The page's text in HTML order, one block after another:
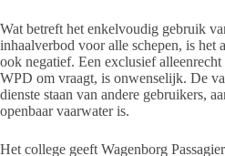
Wat betreft het enkelvoudig gebruik
inhaalverbod voor alle schepen, is het
ook negatief. Een exclusief
WPD om vraagt, is onwenselijk. De
dienste staan van andere gebruikers,
openbaar vaarwater is.
Het college geeft Wagenborg